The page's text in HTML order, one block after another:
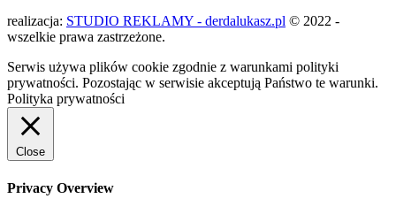
realizacja: STUDIO REKLAMY - derdalukasz.pl © 2022 -
wszelkie prawa zastrzeżone.
Serwis używa plików cookie zgodnie z warunkami polityki
prywatności. Pozostając w serwisie akceptują Państwo te warunki.
Polityka prywatności
Close
Privacy Overview